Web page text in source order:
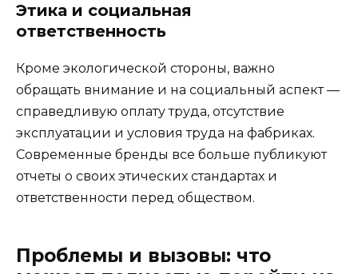
Этика и социальная
ответственность
Кроме экологической стороны, важно
обращать внимание и на социальный аспект —
справедливую оплату труда, отсутствие
эксплуатации и условия труда на фабриках.
Современные бренды все больше публикуют
отчеты о своих этических стандартах и
ответственности перед обществом.
Проблемы и вызовы: что